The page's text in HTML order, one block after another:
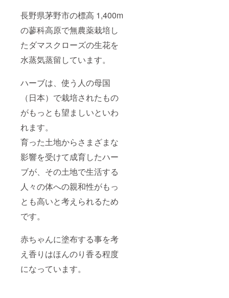
長野県茅野市の標高 1,400m
の蓼科高原で無農薬栽培し
たダマスクローズの生花を
水蒸気蒸留しています。
ハーブは、使う人の母国
（日本）で栽培されたもの
がもっとも望ましいといわ
れます。
育った土地からさまざまな
影響を受けて成育したハー
ブが、その土地で生活する
人々の体への親和性がもっ
とも高いと考えられるため
です。
赤ちゃんに塗布する事を考
え香りはほんのり香る程度
になっています。